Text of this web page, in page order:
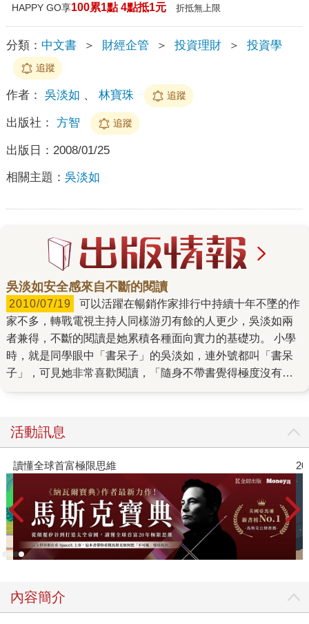
HAPPY GO享100累1點 4點抵1元 折抵無上限
分類： 中文書 ＞ 財經企管 ＞ 投資理財 ＞ 投資學
追蹤
作者： 吳淡如 、 林寶珠 追蹤
出版社： 方智 追蹤
出版日： 2008/01/25
相關主題： 吳淡如
吳淡如安全感來自不斷的閱讀
2010/07/19
家不多，轉戰電視主持人同樣游刃有餘的人更少，吳淡如兩
者兼得，不斷的閱讀是她累積各種面向實力的基礎功。 小學
時，就是同學眼中「書呆子」的吳淡如，連外號都叫「書呆
子」，可見她非常喜歡閱讀，「隨身不帶書覺得極度沒有安
不無聊，原來書中有典範，有真實的花木蘭、秋瑾的故事，
看她們生命的發光發熱，對照現實中女人的抱怨或數落丈夫
的不是等，常覺自己處在虛幻和現實的代溝中。 隨書遁入不
同時空 既然無法避免身處外在紛纋的世界，吳淡如選擇進入
另一個世界，書成為如哈利波特那九又四分之三的車站一
般，透過書她隨時可以遁入不同的時空，可以安全的鑽進不
同的故事情境中。因為自覺把宜蘭的書都看遍了，當知道台
北重慶南路的書街有那麼多的書在向她招手，她立志考上北
一女，到台北持續看書，更深埋閱讀的國度，自稱內向的她
子流連忘返。 針對閱讀，吳淡如並沒有特別的偏好，「不看
不好看的書！」卻是真的。她說最不喜歡像論文形式的書，
活動訊息
讀懂全球首富極限思維
內容簡介